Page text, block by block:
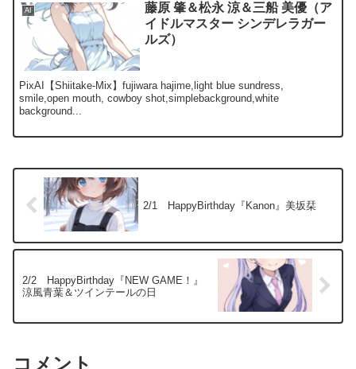
AI
藤原 肇＆松永 涼＆三船 美優（ア
イドルマスター シンデレラガー
ルズ）
PixAI【Shiitake-Mix】fujiwara hajime,light blue sundress,
smile,open mouth, cowboy shot,simplebackground,white
background...
2/1 HappyBirthday『Kanon』美坂栞
2/2 HappyBirthday『NEW GAME！』
涼風青葉＆ツインテールの日
コメント